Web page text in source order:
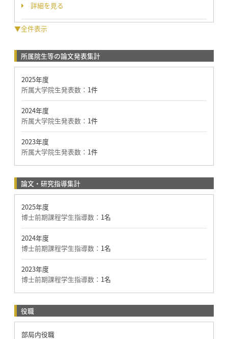
詳細を見る
▼全件表示
所属院生等の論文発表集計
2025年度
所属大学院生発表数： 1件
2024年度
所属大学院生発表数： 1件
2023年度
所属大学院生発表数： 1件
論文・研究指導集計
2025年度
博士前期課程学生指導数： 1名
2024年度
博士前期課程学生指導数： 1名
2023年度
博士前期課程学生指導数： 1名
役職
部局内役職